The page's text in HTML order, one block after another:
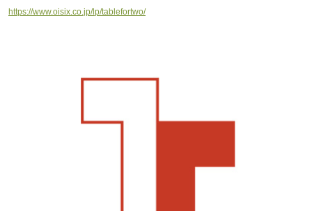
https://www.oisix.co.jp/lp/tablefortwo/